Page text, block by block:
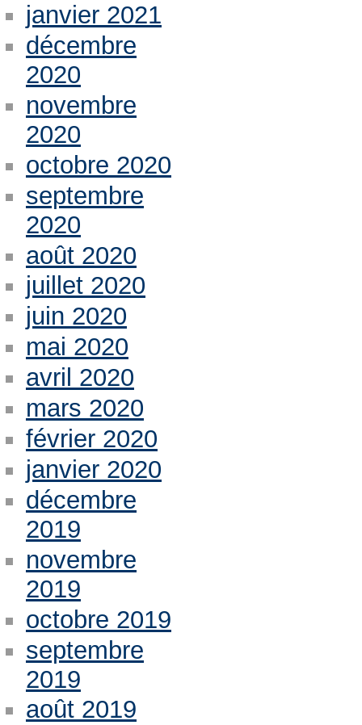
janvier 2021
décembre
2020
novembre
2020
octobre 2020
septembre
2020
août 2020
juillet 2020
juin 2020
mai 2020
avril 2020
mars 2020
février 2020
janvier 2020
décembre
2019
novembre
2019
octobre 2019
septembre
2019
août 2019